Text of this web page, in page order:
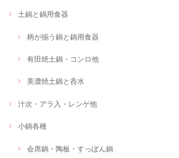
土鍋と鍋用食器
柄が揃う鍋と鍋用食器
有田焼土鍋・コンロ他
美濃焼土鍋と呑水
汁次・アラ入・レンゲ他
小鍋各種
会席鍋・陶板・すっぽん鍋